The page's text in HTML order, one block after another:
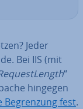
Jeder
Bei IIS (mit
“
hingegen
Be­gren­zung fest.